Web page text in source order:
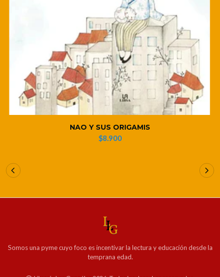
NAO Y SUS ORIGAMIS
$8.900
Somos una pyme cuyo foco es incentivar la lectura y educación desde la
temprana edad.